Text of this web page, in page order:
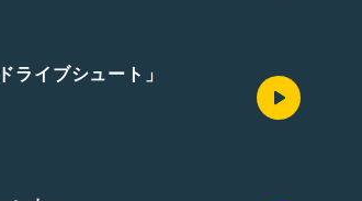
ライブシュート」